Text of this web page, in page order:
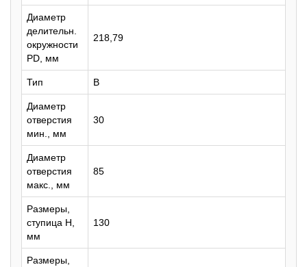
Диаметр
делительн.
окружности
PD, мм
218,79
Тип B
Диаметр
отверстия
мин., мм
30
Диаметр
отверстия
макс., мм
85
Размеры,
ступица H,
мм
130
Размеры,